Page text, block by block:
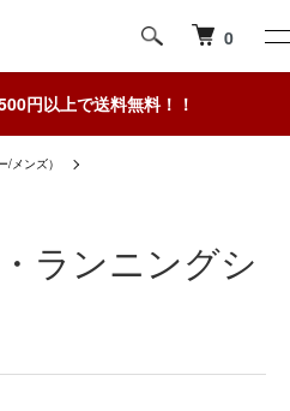
0
円以上で送料無料！！
メンズ）
ランニングシ